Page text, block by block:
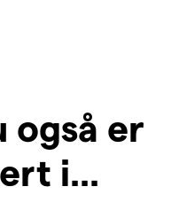
også er
i...